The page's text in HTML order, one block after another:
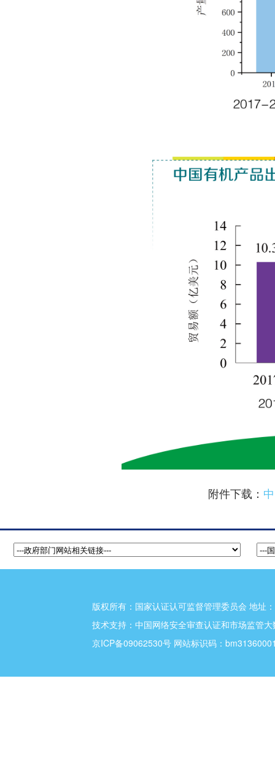
附件下载：
版权所有：国家认证认可监督管理委员会 地址
技术支持： 中国网络安全审查认证和市场监管
京ICP备09062530号 网站标识码：